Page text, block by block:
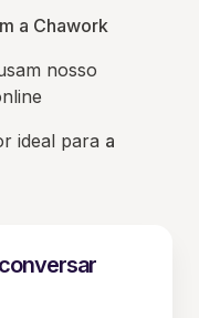
a Chawork
nosso
ideal para a